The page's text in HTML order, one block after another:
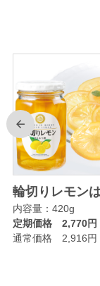
前
輪切りレモン
内容量：420g
定期価格 2,770円
通常価格 2,916円